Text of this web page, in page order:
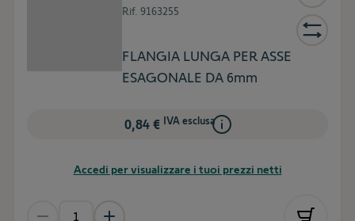
Rif. 9163255
FLANGIA LUNGA PER ASSE
ESAGONALE DA 6mm
0,84 € IVA esclusa
Accedi per visualizzare i tuoi prezzi netti